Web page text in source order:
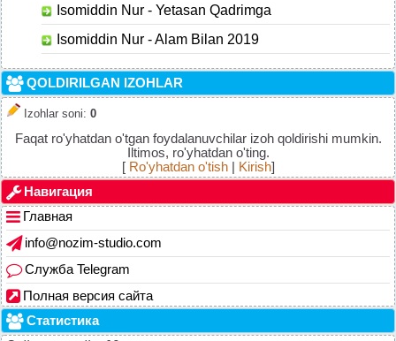
Isomiddin Nur - Yetasan Qadrimga
Isomiddin Nur - Alam Bilan 2019
QOLDIRILGAN IZOHLAR
Izohlar soni: 0
Faqat ro'yhatdan o'tgan foydalanuvchilar izoh qoldirishi mumkin.
Iltimos, ro'yhatdan o'ting.
[ Ro'yhatdan o'tish| Kirish]
Навигация
Главная
info@nozim-studio.com
Служба Telegram
Полная версия сайта
Статистика